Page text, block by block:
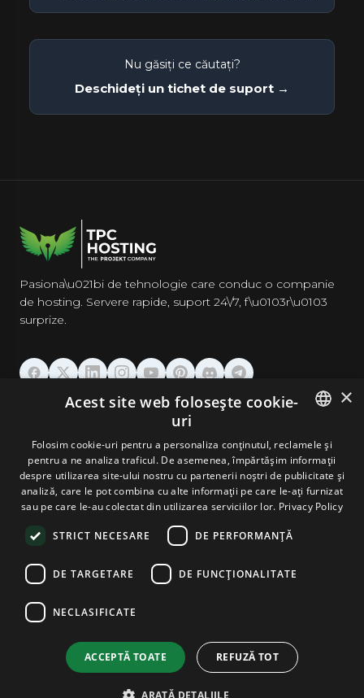
Nu găsiți ce căutați?
Deschideți un tichet de suport →
Pasiona\u021bi de tehnologie care conduc o companie
de hosting. Servere rapide, suport 24\/7, f\u0103r\u0103
surprize.
GĂZDUIRE
DOMENII & EMAIL
UNELTE & SECURITATE
COMPANIE
Terms and Conditions
ENGLISH
GERMAN
ROMANIAN
×
Acest site web folosește cookie-
uri
Folosim cookie-uri pentru a personaliza conținutul, reclamele și
pentru a ne analiza traficul. De asemenea, împărtășim informații
despre utilizarea site-ului nostru cu partenerii noștri de publicitate și
analiză, care le pot combina cu alte informații pe care le-ați furnizat
sau pe care le-au colectat din utilizarea serviciilor lor. Privacy Policy
STRICT NECESARE DE PERFORMANȚĂ
DE TARGETARE DE FUNCŢIONALITATE
NECLASIFICATE
ACCEPTĂ TOATE REFUZĂ TOT
ARATĂ DETALIILE